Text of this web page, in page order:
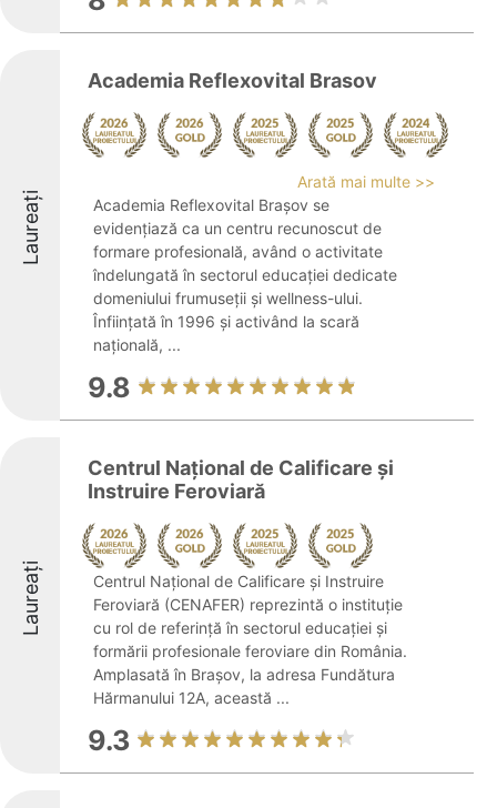
Laureați
Academia Reflexovital Brasov
Arată mai multe >>
Academia Reflexovital Brașov se
evidențiază ca un centru recunoscut de
formare profesională, având o activitate
îndelungată în sectorul educației dedicate
domeniului frumuseții și wellness-ului.
Înființată în 1996 și activând la scară
națională, ...
9.8
Laureați
Centrul Național de Calificare și
Instruire Feroviară
Centrul Național de Calificare și Instruire
Feroviară (CENAFER) reprezintă o instituție
cu rol de referință în sectorul educației și
formării profesionale feroviare din România.
Amplasată în Brașov, la adresa Fundătura
Hărmanului 12A, această ...
9.3